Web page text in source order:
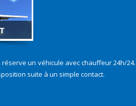
un véhicule avec chauffeur 24h/24.
suite à un simple contact.